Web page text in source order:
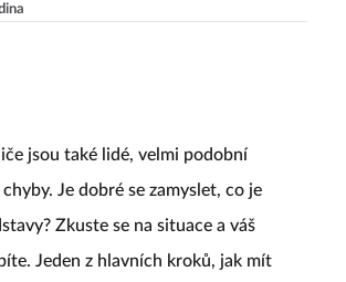
jsou také lidé, velmi podobní
Je dobré se zamyslet, co je
Zkuste se na situace a váš
Jeden z hlavních kroků, jak mít